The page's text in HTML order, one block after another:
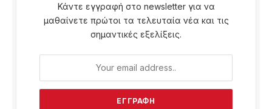
Κάντε εγγραφή στο newsletter για να
μαθαίνετε πρώτοι τα τελευταία νέα και τις
σημαντικές εξελίξεις.